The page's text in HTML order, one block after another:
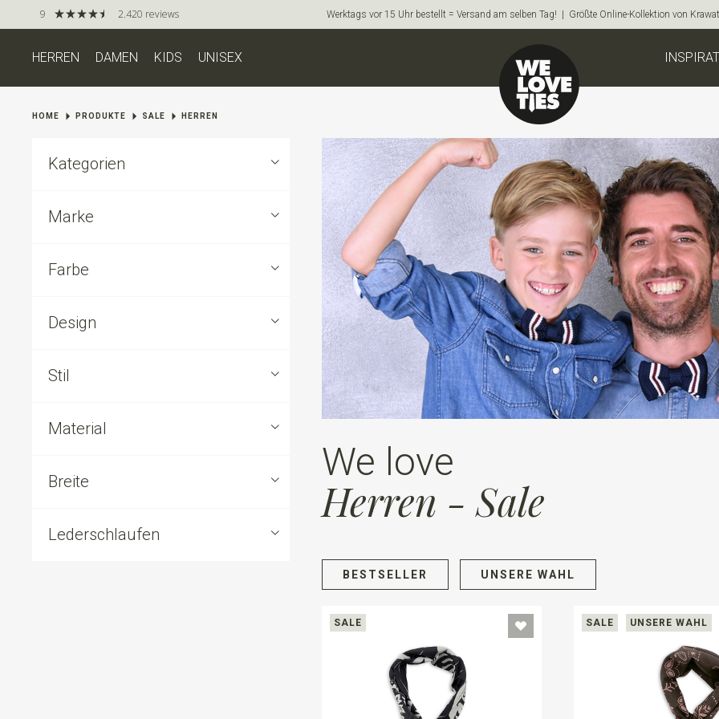
9 2.420 reviews Werktags vor 15 Uhr bestellt = Versand am selben Tag! | Größte Online-Kollektion von
HERREN DAMEN KIDS UNISEX
HOME PRODUKTE SALE HERREN
Kategorien
Marke
Farbe
Design
Stil
Material
Breite
Lederschlaufen
We love
Herren - Sale
BESTSELLER UNSERE WAHL
SALE SALE UNSERE WAHL